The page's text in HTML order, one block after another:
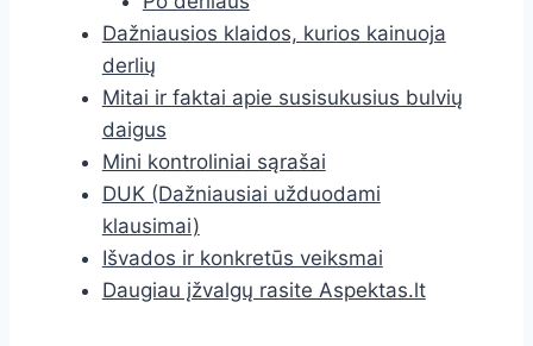
Dažniausios klaidos, kurios kainuoja
derlių
Mitai ir faktai apie susisukusius bulvių
daigus
Mini kontroliniai sąrašai
DUK (Dažniausiai užduodami
klausimai)
Išvados ir konkretūs veiksmai
Daugiau įžvalgų rasite Aspektas.lt